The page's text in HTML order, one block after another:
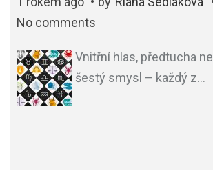
No comments
Vnitřní hlas, předtucha
šestý smysl – každý z…